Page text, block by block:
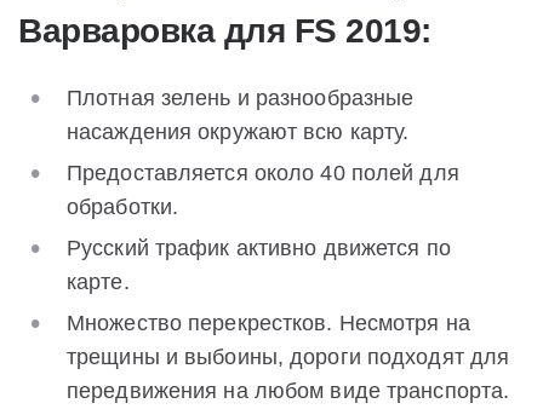
Варваровка для FS 2019:
Плотная зелень и разнообразные
насаждения окружают всю карту.
Предоставляется около 40 полей для
обработки.
Русский трафик активно движется по
карте.
Множество перекрестков. Несмотря на
трещины и выбоины, дороги подходят для
передвижения на любом виде транспорта.